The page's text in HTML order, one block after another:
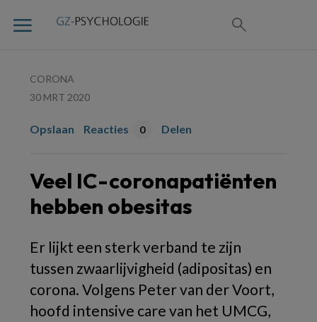
CORONA
30 MRT 2020
Opslaan Reacties 0 Delen
Veel IC-coronapatiënten
hebben obesitas
Er lijkt een sterk verband te zijn
tussen zwaarlijvigheid (adipositas) en
corona. Volgens Peter van der Voort,
hoofd intensive care van het UMCG,